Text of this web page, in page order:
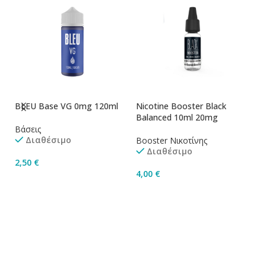
BLEU Base VG 0mg 120ml
Βάσεις
Διαθέσιμο
2,50 €
Nicotine Booster Black
Balanced 10ml 20mg
Booster Νικοτίνης
Διαθέσιμο
4,00 €